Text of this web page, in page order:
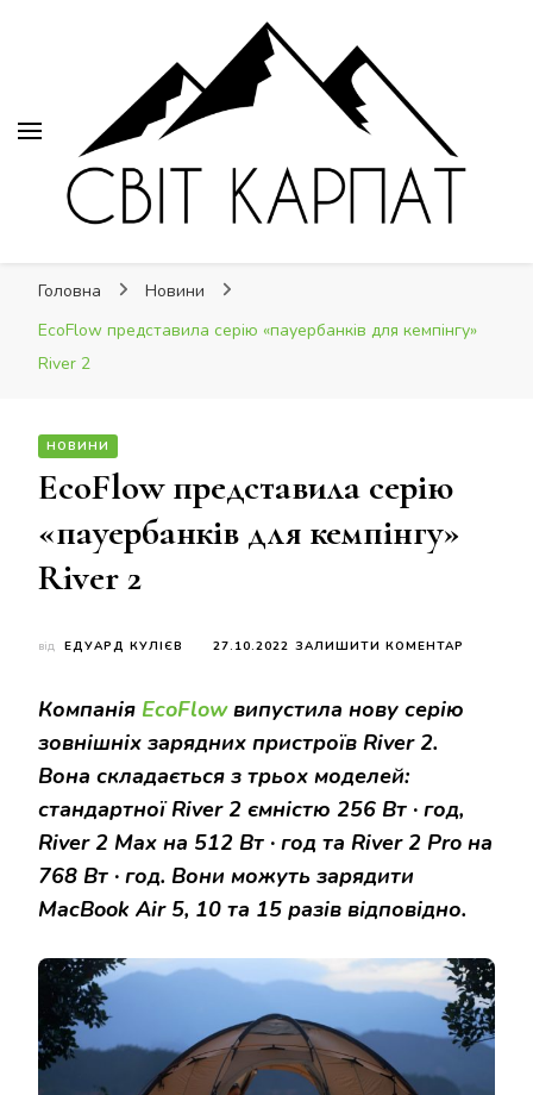
Світ Карпат
Головна
Новини
EcoFlow представила серію «пауербанків для кемпінгу»
River 2
НОВИНИ
EcoFlow представила серію
«пауербанків для кемпінгу»
River 2
від ЕДУАРД КУЛІЄВ 27.10.2022 ЗАЛИШИТИ КОМЕНТАР
Компанія EcoFlowвипустила нову серію
зовнішніх зарядних пристроїв River 2.
Вона складається з трьох моделей:
стандартної River 2 ємністю 256 Вт · год,
River 2 Max на 512 Вт · год та River 2 Pro на
768 Вт · год. Вони можуть зарядити
MacBook Air 5, 10 та 15 разів відповідно.